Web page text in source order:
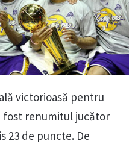
victorioasă pentru
fost renumitul jucător
23 de puncte. De